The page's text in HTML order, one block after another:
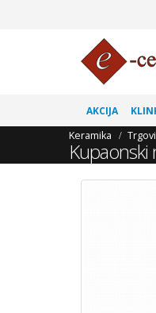
AKCIJA
Keramika
Kupaonski